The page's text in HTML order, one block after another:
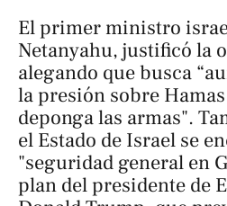
El primer ministro
Netanyahu, justificó la
alegando que busca
la presión sobre
deponga las armas".
el Estado de Israel se
"seguridad general en
plan del presidente de